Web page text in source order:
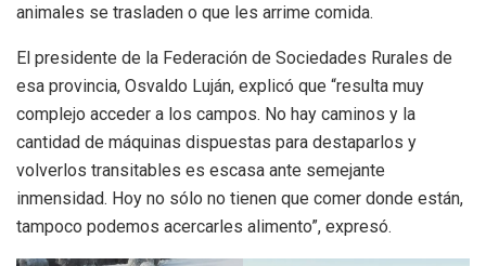
animales se trasladen o que les arrime comida.
El presidente de la Federación de Sociedades Rurales de
esa provincia, Osvaldo Luján, explicó que “resulta muy
complejo acceder a los campos. No hay caminos y la
cantidad de máquinas dispuestas para destaparlos y
volverlos transitables es escasa ante semejante
inmensidad. Hoy no sólo no tienen que comer donde están,
tampoco podemos acercarles alimento”, expresó.